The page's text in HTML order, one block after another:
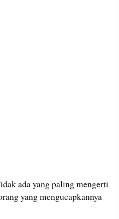
ada yang paling mengerti
yang mengucapkannya